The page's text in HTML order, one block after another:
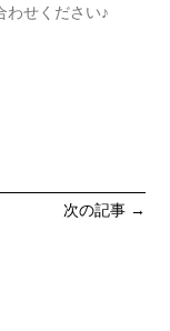
わせください♪
次の記事→